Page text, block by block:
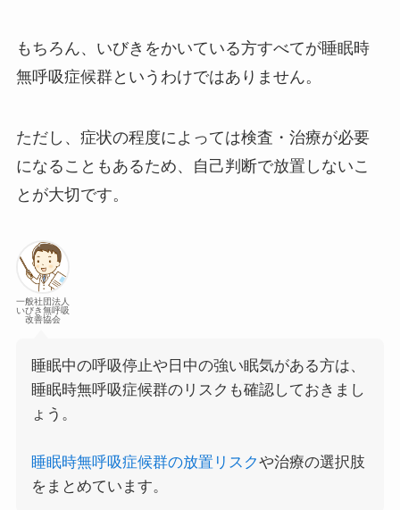
もちろん、いびきをかいている方すべてが睡眠時
無呼吸症候群というわけではありません。
ただし、症状の程度によっては検査・治療が必要
になることもあるため、自己判断で放置しないこ
とが大切です。
一般社団法人
いびき無呼吸
改善協会
睡眠中の呼吸停止や日中の強い眠気がある方は、
睡眠時無呼吸症候群のリスクも確認しておきまし
ょう。
睡眠時無呼吸症候群の放置リスクや治療の選択肢
をまとめています。